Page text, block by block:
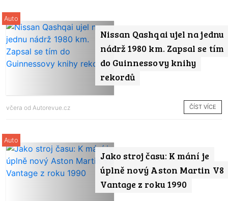
Nissan Qashqai ujel na jednu
nádrž 1980 km. Zapsal se tím
do Guinnessovy knihy
rekordů
Auto
včera od Autorevue.cz ČÍST VÍCE
Jako stroj času: K mání je
úplně nový Aston Martin V8
Vantage z roku 1990
Auto